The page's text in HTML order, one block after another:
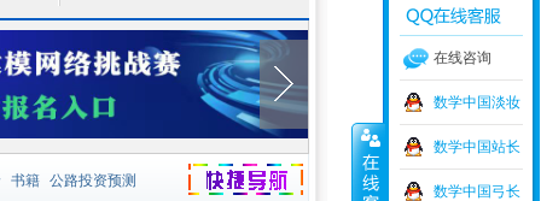
书籍 公路投资预测
在线咨询
数学中国淡妆
数学中国站长
数学中国弓长